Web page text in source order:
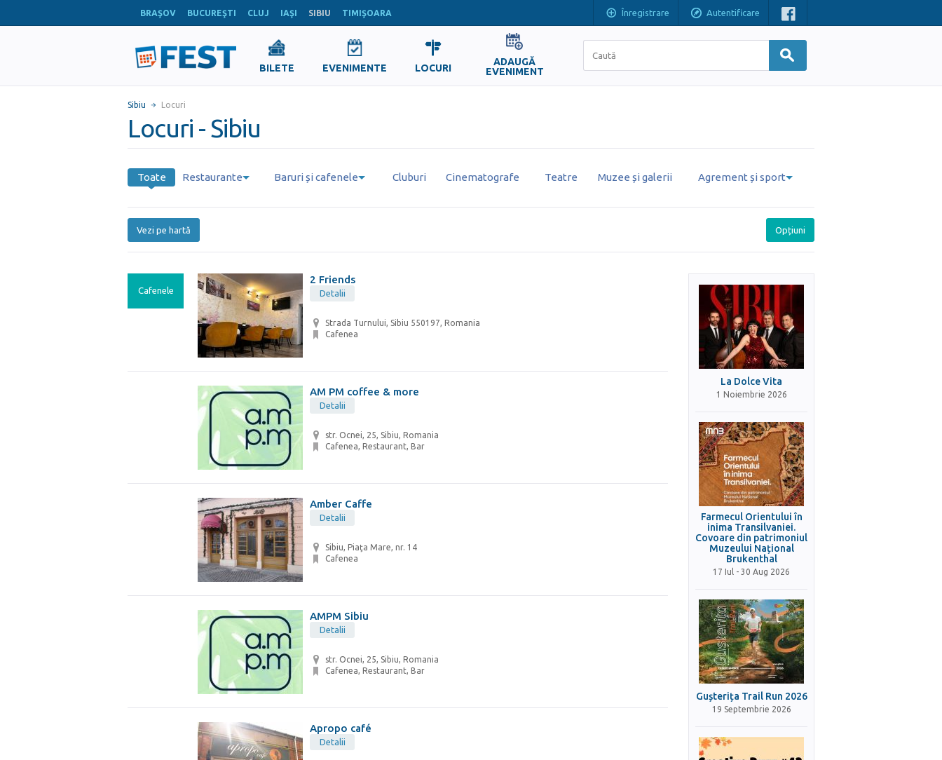
BRAŞOV BUCUREŞTI CLUJ IAŞI SIBIU TIMIŞOARA Înregistrare Autentificare
BILETE EVENIMENTE LOCURI
ADAUGĂ
EVENIMENT
Sibiu Locuri
Locuri - Sibiu
Toate Restaurante Baruri și cafenele Cluburi Cinematografe Teatre Muzee și galerii Agrement și sport
Vezi pe hartă Opțiuni
Cafenele
2 Friends
Detalii
Strada Turnului, Sibiu 550197, Romania
Cafenea
AM PM coffee & more
Detalii
str. Ocnei, 25, Sibiu, Romania
Cafenea, Restaurant, Bar
Amber Caffe
Detalii
Sibiu, Piaţa Mare, nr. 14
Cafenea
AMPM Sibiu
Detalii
str. Ocnei, 25, Sibiu, Romania
Cafenea, Restaurant, Bar
Apropo café
Detalii
La Dolce Vita
1 Noiembrie 2026
Farmecul Orientului în
inima Transilvaniei.
Covoare din patrimoniul
Muzeului Național
Brukenthal
17 Iul - 30 Aug 2026
Gușterița Trail Run 2026
19 Septembrie 2026